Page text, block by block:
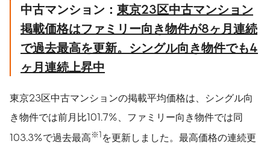
中古マンション： 東京23区中古マンション
掲載価格はファミリー向き物件が8ヶ月連続
で過去最高を更新。シングル向き物件でも4
ヶ月連続上昇中
東京23区中古マンションの掲載平均価格は、シングル向
き物件では前月比101.7%、ファミリー向き物件では同
103.3%で過去最高※1を更新しました。最高価格の連続更